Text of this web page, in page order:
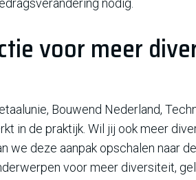
nodig.
voor meer
Bouwend Nederland,
in de praktijk. Wil jij ook meer
deze aanpak opschalen naar
voor meer diversiteit,